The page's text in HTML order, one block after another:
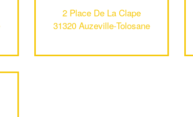
2 Place De La Clape
31320 Auzeville-Tolosane